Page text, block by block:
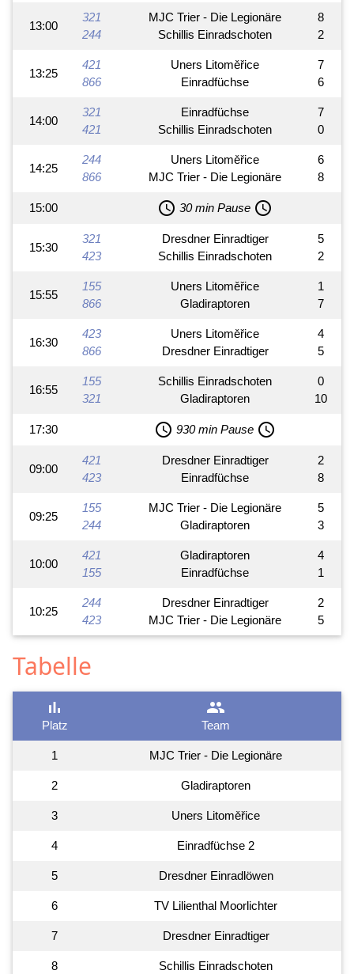
13:00
321
244
MJC Trier - Die Legionäre
Schillis Einradschoten
8
2
13:25
421
866
Uners Litoměřice
Einradfüchse
7
6
14:00
321
421
Einradfüchse
Schillis Einradschoten
7
0
14:25
244
866
Uners Litoměřice
MJC Trier - Die Legionäre
6
8
15:00 schedule 30 min Pause schedule
15:30
321
423
Dresdner Einradtiger
Schillis Einradschoten
5
2
15:55
155
866
Uners Litoměřice
Gladiraptoren
1
7
16:30
423
866
Uners Litoměřice
Dresdner Einradtiger
4
5
16:55
155
321
Schillis Einradschoten
Gladiraptoren
0
10
17:30 schedule 930 min Pause schedule
09:00
421
423
Dresdner Einradtiger
Einradfüchse
2
8
09:25
155
244
MJC Trier - Die Legionäre
Gladiraptoren
5
3
10:00
421
155
Gladiraptoren
Einradfüchse
4
1
10:25
244
423
Dresdner Einradtiger
MJC Trier - Die Legionäre
2
5
Tabelle
bar_chart
Platz
group
Team
1 MJC Trier - Die Legionäre
2 Gladiraptoren
3 Uners Litoměřice
4 Einradfüchse 2
5 Dresdner Einradlöwen
6 TV Lilienthal Moorlichter
7 Dresdner Einradtiger
8 Schillis Einradschoten